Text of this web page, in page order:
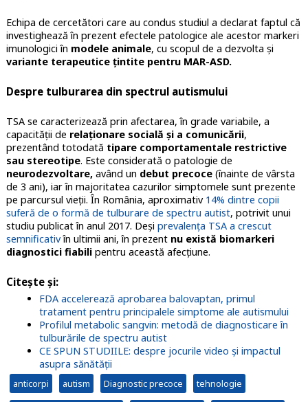
Echipa de cercetători care au condus studiul a declarat faptul că
investighează în prezent efectele patologice ale acestor markeri
imunologici în modele animale, cu scopul de a dezvolta și
variante terapeutice țintite pentru MAR-ASD.
Despre tulburarea din spectrul autismului
TSA se caracterizează prin afectarea, în grade variabile, a
capacităţii de relaţionare socială și a comunicării,
prezentând totodată tipare comportamentale restrictive
sau stereotipe. Este considerată o patologie de
neurodezvoltare,având un debut precoce(înainte de vârsta
de 3 ani), iar în majoritatea cazurilor simptomele sunt prezente
pe parcursul vieții. În România, aproximativ 14% dintre copii
suferă de o formă de tulburare de spectru autist, potrivit unui
studiu publicat în anul 2017. Deși prevalența TSA a crescut
semnificativîn ultimii ani, în prezent nu există biomarkeri
diagnostici fiabilipentru această afecțiune.
Citește și:
FDA accelerează aprobarea balovaptan, primul
tratament pentru principalele simptome ale autismului
Profilul metabolic sangvin: metodă de diagnosticare în
tulburările de spectru autist
CE SPUN STUDIILE: despre jocurile video și impactul
asupra sănătății
anticorpi autism Diagnostic precoce tehnologie